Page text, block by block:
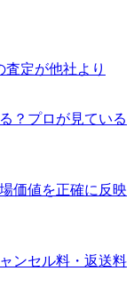
査定が他社より
？プロが見ている
価値を正確に反映
ンセル料・返送料